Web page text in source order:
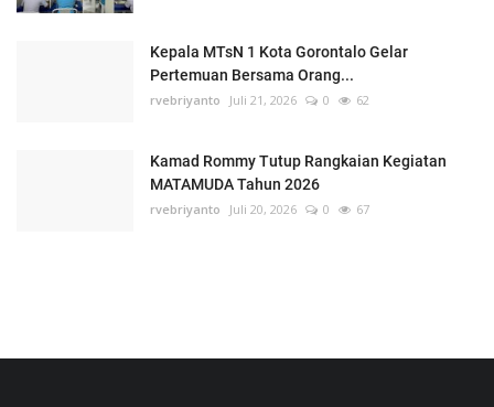
Kepala MTsN 1 Kota Gorontalo Gelar
Pertemuan Bersama Orang...
rvebriyanto Juli 21, 2026 0 62
Kamad Rommy Tutup Rangkaian Kegiatan
MATAMUDA Tahun 2026
rvebriyanto Juli 20, 2026 0 67